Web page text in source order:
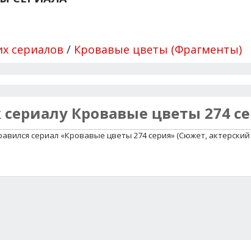
сериалов / Кровавые цветы (Фрагменты)
сериалу Кровавые цветы 274
сериал «Кровавые цветы 274 серия» (Сюжет, актерский